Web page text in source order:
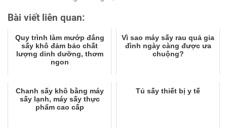
Bài viết liên quan:
Quy trình làm mướp đắng
sấy khô đảm bảo chất
lượng dinh dưỡng, thơm
ngon
Vì sao máy sấy rau quả gia
đình ngày càng được ưa
chuộng?
Chanh sấy khô bằng máy
sấy lạnh, máy sấy thực
phẩm cao cấp
Tủ sấy thiết bị y tế